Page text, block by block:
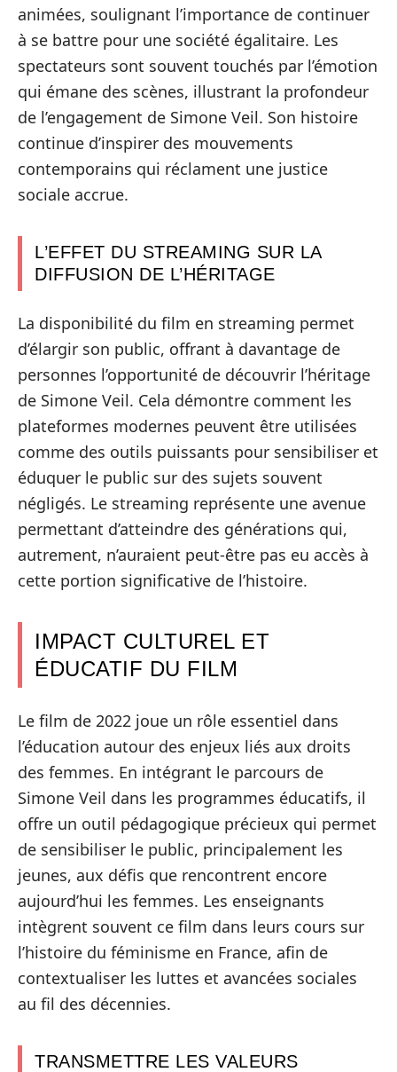
animées, soulignant l’importance de continuer
à se battre pour une société égalitaire. Les
spectateurs sont souvent touchés par l’émotion
qui émane des scènes, illustrant la profondeur
de l’engagement de Simone Veil. Son histoire
continue d’inspirer des mouvements
contemporains qui réclament une justice
sociale accrue.
L’EFFET DU STREAMING SUR LA
DIFFUSION DE L’HÉRITAGE
La disponibilité du film en streaming permet
d’élargir son public, offrant à davantage de
personnes l’opportunité de découvrir l’héritage
de Simone Veil. Cela démontre comment les
plateformes modernes peuvent être utilisées
comme des outils puissants pour sensibiliser et
éduquer le public sur des sujets souvent
négligés. Le streaming représente une avenue
permettant d’atteindre des générations qui,
autrement, n’auraient peut-être pas eu accès à
cette portion significative de l’histoire.
IMPACT CULTUREL ET
ÉDUCATIF DU FILM
Le film de 2022 joue un rôle essentiel dans
l’éducation autour des enjeux liés aux droits
des femmes. En intégrant le parcours de
Simone Veil dans les programmes éducatifs, il
offre un outil pédagogique précieux qui permet
de sensibiliser le public, principalement les
jeunes, aux défis que rencontrent encore
aujourd’hui les femmes. Les enseignants
intègrent souvent ce film dans leurs cours sur
l’histoire du féminisme en France, afin de
contextualiser les luttes et avancées sociales
au fil des décennies.
TRANSMETTRE LES VALEURS